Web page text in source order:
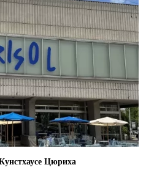
Цюриха